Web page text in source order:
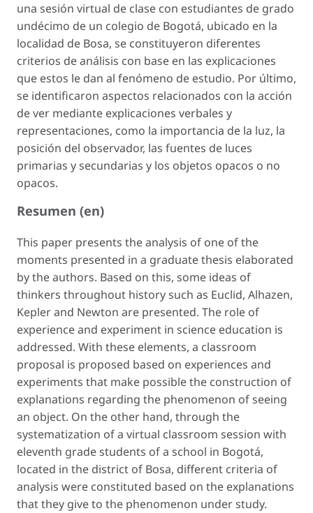
una sesión virtual de clase con estudiantes de grado
undécimo de un colegio de Bogotá, ubicado en la
localidad de Bosa, se constituyeron diferentes
criterios de análisis con base en las explicaciones
que estos le dan al fenómeno de estudio. Por último,
se identificaron aspectos relacionados con la acción
de ver mediante explicaciones verbales y
representaciones, como la importancia de la luz, la
posición del observador, las fuentes de luces
primarias y secundarias y los objetos opacos o no
opacos.
Resumen (en)
This paper presents the analysis of one of the
moments presented in a graduate thesis elaborated
by the authors. Based on this, some ideas of
thinkers throughout history such as Euclid, Alhazen,
Kepler and Newton are presented. The role of
experience and experiment in science education is
addressed. With these elements, a classroom
proposal is proposed based on experiences and
experiments that make possible the construction of
explanations regarding the phenomenon of seeing
an object. On the other hand, through the
systematization of a virtual classroom session with
eleventh grade students of a school in Bogotá,
located in the district of Bosa, different criteria of
analysis were constituted based on the explanations
that they give to the phenomenon under study.